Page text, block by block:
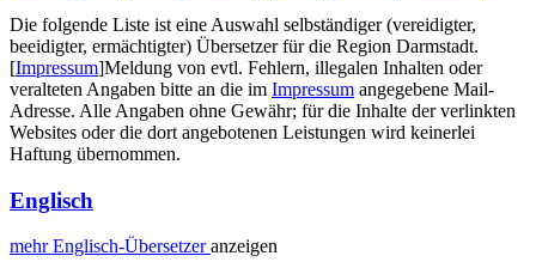
Die folgende Liste ist eine Auswahl selbständiger (vereidigter,
beeidigter, ermächtigter) Übersetzer für die Region Darmstadt.
[Impressum]Meldung von evtl. Fehlern, illegalen Inhalten oder
veralteten Angaben bitte an die im Impressum angegebene Mail-
Adresse. Alle Angaben ohne Gewähr; für die Inhalte der verlinkten
Websites oder die dort angebotenen Leistungen wird keinerlei
Haftung übernommen.
Englisch
mehrEnglisch-Übersetzeranzeigen